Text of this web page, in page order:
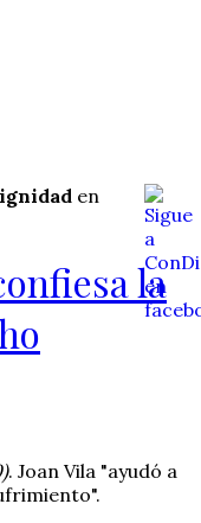
en
la
. Joan Vila "ayudó a